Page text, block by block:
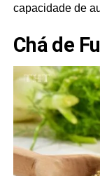
capacidade de
Chá de